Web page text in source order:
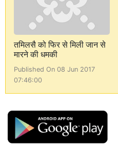
तमिलसै को फिर से मिली जान से
मारने की धमकी
Published On 08 Jun 2017
07:46:00